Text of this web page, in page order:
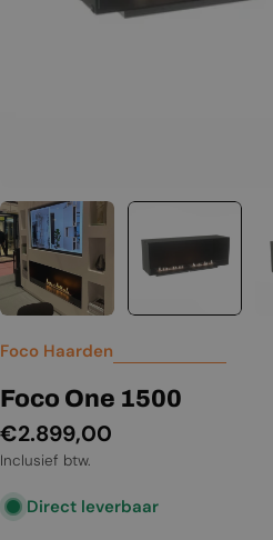
Foco Haarden
Foco One 1500
Normale
prijs
€2.899,00
Inclusief btw.
Direct leverbaar